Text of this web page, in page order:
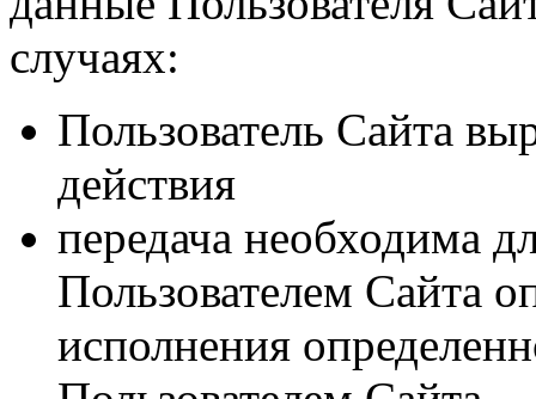
случаях:
Пользователь Сайта
действия
передача необходима
Пользователем Сайта
исполнения